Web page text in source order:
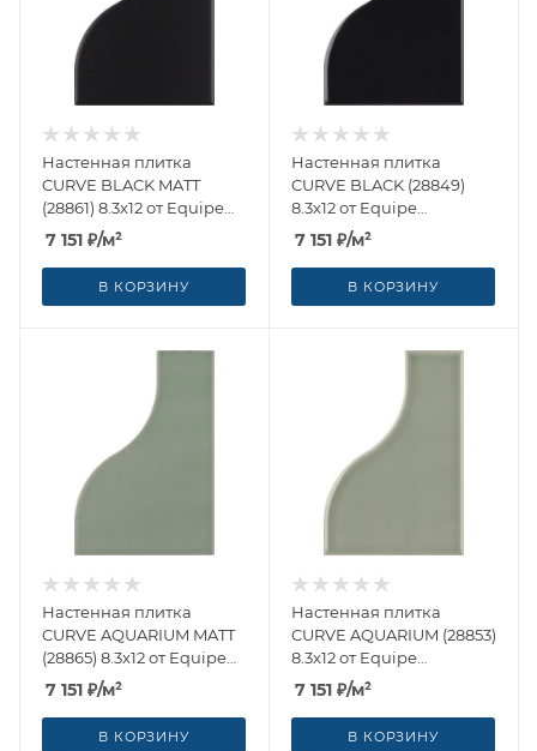
Настенная плитка
CURVE BLACK MATT
(28861) 8.3x12 от Equipe
Ceramicas (Испания)
7 151 ₽/м²
В КОРЗИНУ
Настенная плитка
CURVE BLACK (28849)
8.3x12 от Equipe
Ceramicas (Испания)
7 151 ₽/м²
В КОРЗИНУ
Настенная плитка
CURVE AQUARIUM MATT
(28865) 8.3x12 от Equipe
Ceramicas (Испания)
7 151 ₽/м²
В КОРЗИНУ
Настенная плитка
CURVE AQUARIUM (28853)
8.3x12 от Equipe
Ceramicas (Испания)
7 151 ₽/м²
В КОРЗИНУ